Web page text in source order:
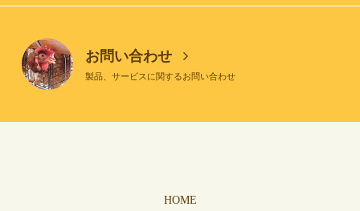
お問い合わせ
製品、サービスに関するお問い合わせ
HOME